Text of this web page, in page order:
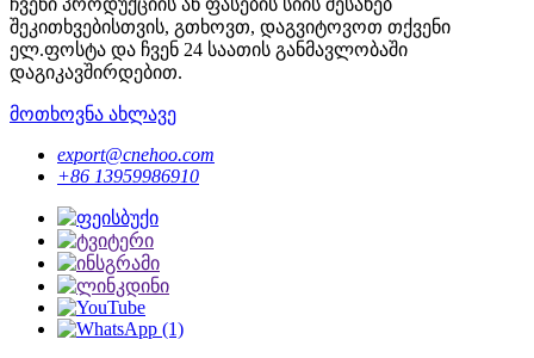
შეკითხვებისთვის, გთხოვთ, დაგვიტოვოთ თქვენი
ელ.ფოსტა და ჩვენ 24 საათის განმავლობაში
დაგიკავშირდებით.
მოთხოვნა ახლავე
export@cnehoo.com
+86 13959986910